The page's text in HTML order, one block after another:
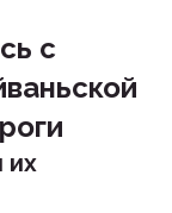
с
их